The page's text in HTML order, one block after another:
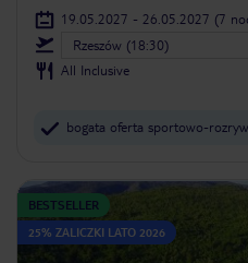
19.05.2027 - 26.05.2027 (7
Rzeszów (18:30)
All Inclusive
bogata oferta sportowo-
BESTSELLER
25% ZALICZKI LATO 2026